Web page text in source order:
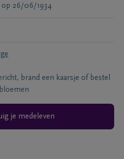
op 26/06/1934
brand een kaarsje of bestel
bloemen
je medeleven